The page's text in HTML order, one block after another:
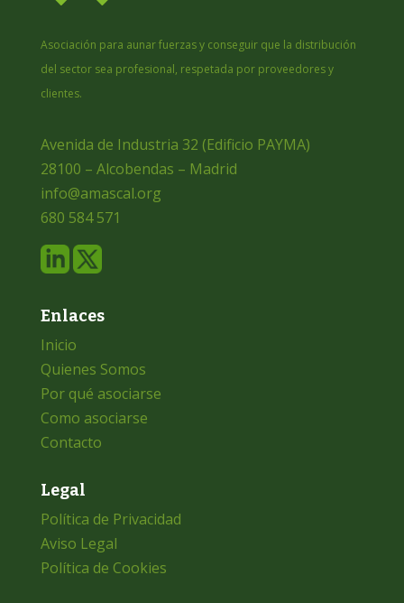
Asociación para aunar fuerzas y conseguir que la distribución
del sector sea profesional, respetada por proveedores y
clientes.
Avenida de Industria 32 (Edificio PAYMA)
28100 – Alcobendas – Madrid
info@amascal.org
680 584 571
Enlaces
Inicio
Quienes Somos
Por qué asociarse
Como asociarse
Contacto
Legal
Política de Privacidad
Aviso Legal
Política de Cookies